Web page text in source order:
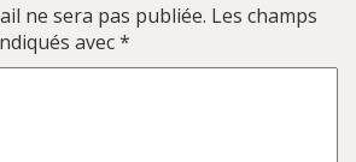
ne sera pas publiée. Les champs
avec*